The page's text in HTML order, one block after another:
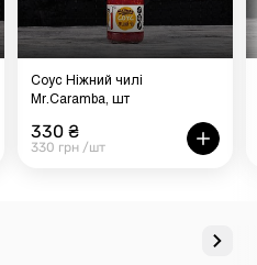
Соус Ніжний чилі
Mr.Caramba, шт
330 ₴
330 грн /шт